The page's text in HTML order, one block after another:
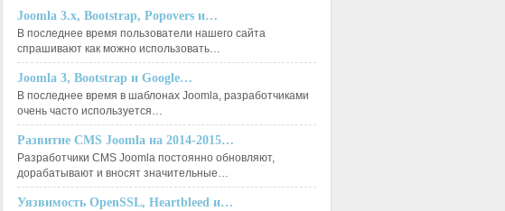
Joomla 3.x, Bootstrap, Popovers и…
В последнее время пользователи нашего сайта
спрашивают как можно использовать…
Joomla 3, Bootstrap и Google…
В последнее время в шаблонах Joomla, разработчиками
очень часто используется…
Развитие CMS Joomla на 2014-2015…
Разработчики CMS Joomla постоянно обновляют,
дорабатывают и вносят значительные…
Уязвимость OpenSSL, Heartbleed и…